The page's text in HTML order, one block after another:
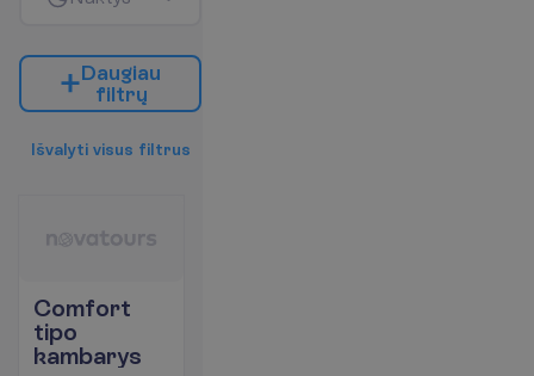
Daugiau
filtrų
Išvalyti visus filtrus
Comfort
tipo
kambarys